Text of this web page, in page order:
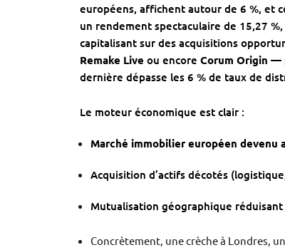
européens, affichent autour de 6 %, et
un rendement spectaculaire de 15,27
capitalisant sur des acquisitions
Remake Live ou encore Corum Origin —
dernière dépasse les 6 % de taux de
Le moteur économique est clair :
Marché immobilier européen devenu
Acquisition d’actifs décotés
Mutualisation géographique
Concrètement, une crèche à Londres,